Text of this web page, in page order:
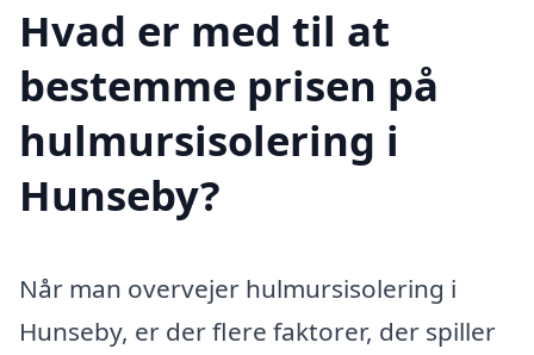
Hvad er med til at
bestemme prisen på
hulmursisolering i
Hunseby?
Når man overvejer hulmursisolering i
Hunseby, er der flere faktorer, der spiller